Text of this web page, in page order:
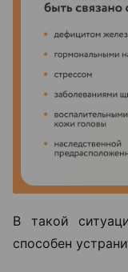
В такой
способен